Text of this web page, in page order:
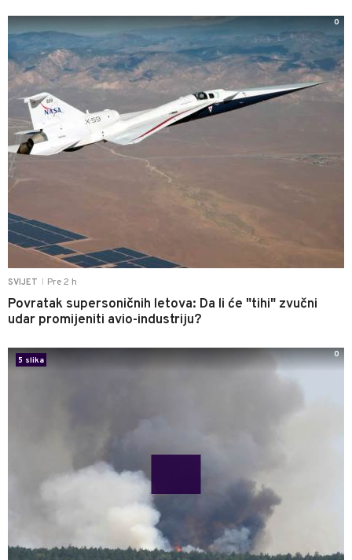
SVIJET Pre 2 h
Povratak supersoničnih letova: Da li će "tihi" zvučni
udar promijeniti avio-industriju?
0
5 slika
0